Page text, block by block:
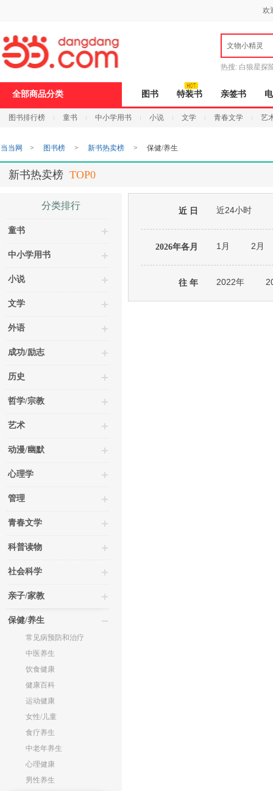
欢
文物小精灵
热搜: 白狼星探
全部商品分类 图书 特装书 亲签书
图书排行榜 童书 中小学用书 小说 文学 青春文学 艺
打
开
无
障
页
加
当当网 > 图书榜 > 新书热卖榜 > 保健/养生
新书热卖榜 TOP0
分类排行
童书
中小学用书
小说
文学
外语
成功/励志
历史
哲学/宗教
艺术
动漫/幽默
心理学
管理
青春文学
科普读物
社会科学
亲子/家教
保健/养生
常见病预防和治疗
中医养生
饮食健康
健康百科
运动健康
女性/儿童
食疗养生
中老年养生
心理健康
男性养生
近 日 近24小时
2026年各月 1月 2月
往 年 2022年